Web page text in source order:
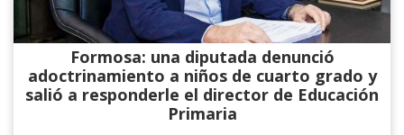
Formosa: una diputada denunció
adoctrinamiento a niños de cuarto grado y
salió a responderle el director de Educación
Primaria